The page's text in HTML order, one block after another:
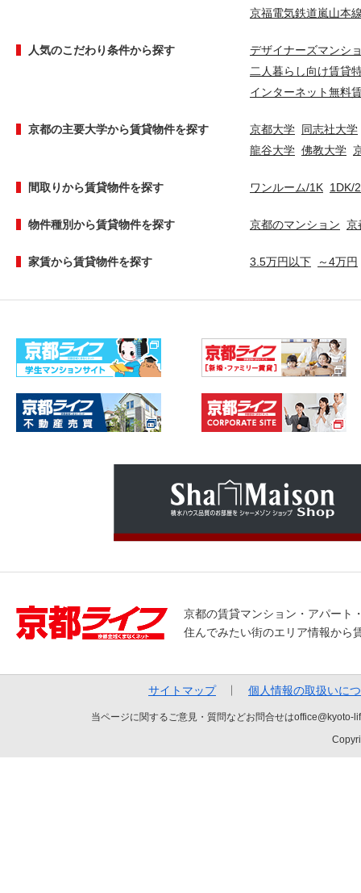
京福電気鉄道嵐山本
人気のこだわり条件から探す
デザイナーズマンシ
二人暮らし向け賃貸
インターネット無料
京都の主要大学から賃貸物件を探す 京都大学 同志社大学
龍谷大学 佛教大学
間取りから賃貸物件を探す ワンルーム/1K 1DK/
物件種別から賃貸物件を探す 京都のマンション 京
家賃から賃貸物件を探す 3.5万円以下 ～4万円
京都の賃貸マンション・アパート
住んでみたい街のエリア情報から
サイトマップ 個人情報の取扱いに
当ページに関するご意見・質問などお問合せは